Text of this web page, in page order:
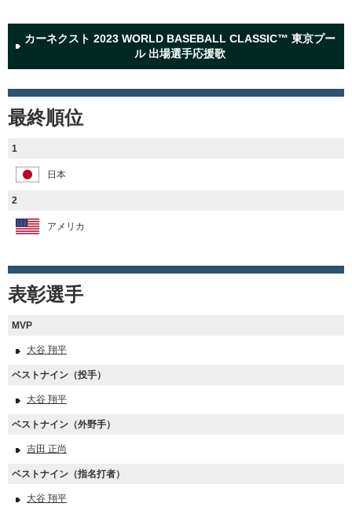
カーネクスト 2023 WORLD BASEBALL CLASSIC™ 東京プー
ル 出場選手応援歌
最終順位
1
日本
2
アメリカ
表彰選手
MVP
大谷 翔平
ベストナイン（投手）
大谷 翔平
ベストナイン（外野手）
吉田 正尚
ベストナイン（指名打者）
大谷 翔平